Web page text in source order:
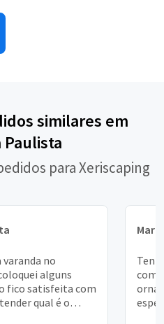
similares em
Paulista
para Xeriscaping
no
alguns
fico satisfeita com
qual é o
com